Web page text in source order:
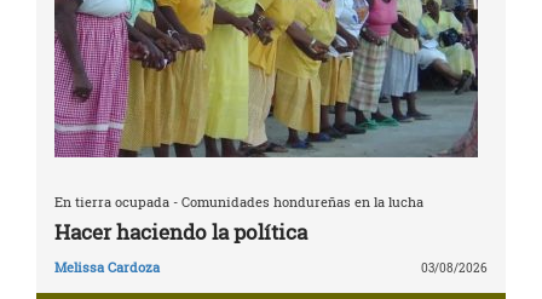
En tierra ocupada - Comunidades hondureñas en la lucha
Hacer haciendo la política
Melissa Cardoza 03/08/2026